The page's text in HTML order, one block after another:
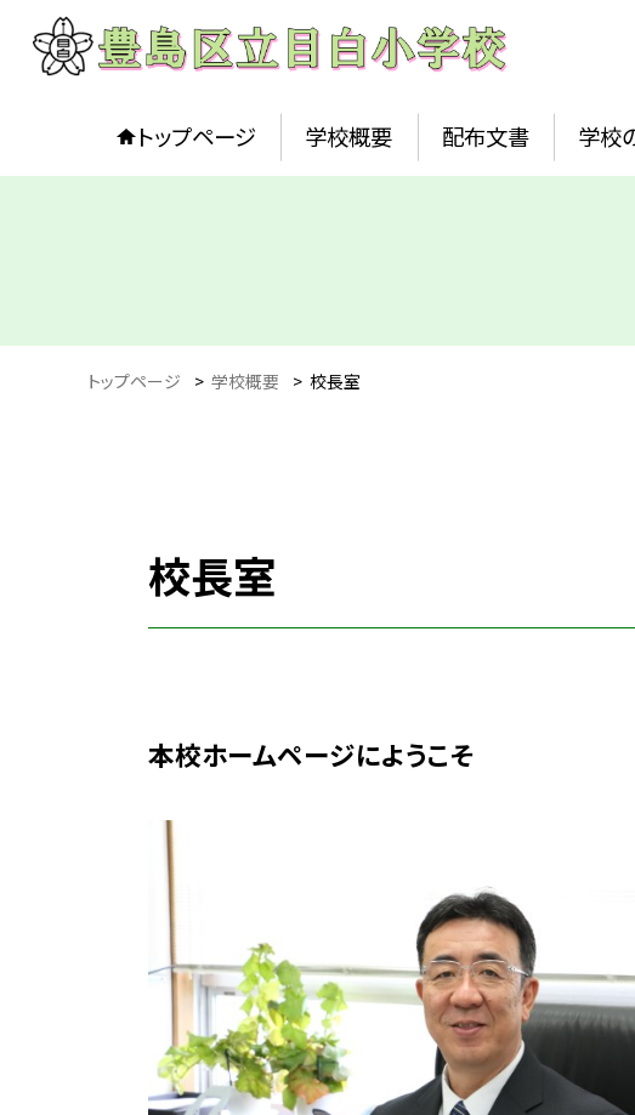
トップページ 学校概要 配布文書 学校
トップページ > 学校概要 > 校長室
校長室
本校ホームページにようこそ